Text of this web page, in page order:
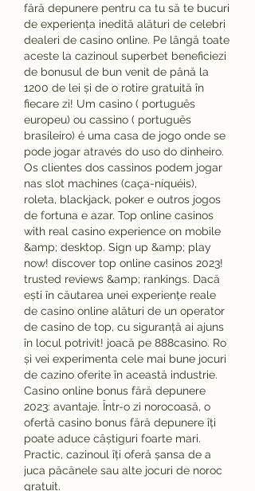
fără depunere pentru ca tu să te bucuri
de experiența inedită alături de celebri
dealeri de casino online. Pe lângă toate
aceste la cazinoul superbet beneficiezi
de bonusul de bun venit de până la
1200 de lei și de o rotire gratuită în
fiecare zi! Um casino ( português
europeu) ou cassino ( português
brasileiro) é uma casa de jogo onde se
pode jogar através do uso do dinheiro.
Os clientes dos cassinos podem jogar
nas slot machines (caça-níquéis),
roleta, blackjack, poker e outros jogos
de fortuna e azar. Top online casinos
with real casino experience on mobile
&amp; desktop. Sign up &amp; play
now! discover top online casinos 2023!
trusted reviews &amp; rankings. Dacă
ești în căutarea unei experiențe reale
de casino online alături de un operator
de casino de top, cu siguranță ai ajuns
în locul potrivit! joacă pe 888casino. Ro
și vei experimenta cele mai bune jocuri
de cazino oferite în această industrie.
Casino online bonus fără depunere
2023: avantaje. Într-o zi norocoasă, o
ofertă casino bonus fără depunere îți
poate aduce câștiguri foarte mari.
Practic, cazinoul îți oferă șansa de a
juca păcănele sau alte jocuri de noroc
gratuit.